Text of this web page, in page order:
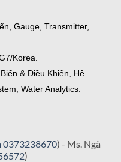
Gauge, Transmitter,
Korea.
& Điều Khiển, Hệ
Water Analytics.
0373238670) - Ms. Ngà
)